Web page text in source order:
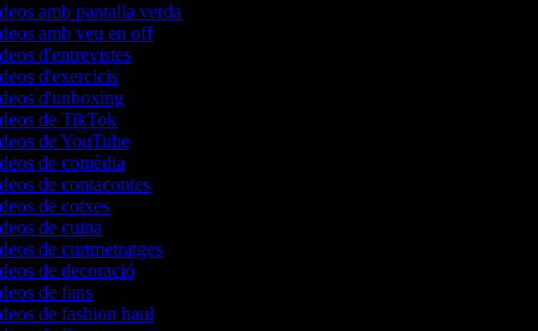
amb pantalla verda
amb veu en off
d'entrevistes
d'exercicis
d'unboxing
de TikTok
de YouTube
de comèdia
de contacontes
de cotxes
de cuina
de curtmetratges
de decoració
de fans
de fashion haul